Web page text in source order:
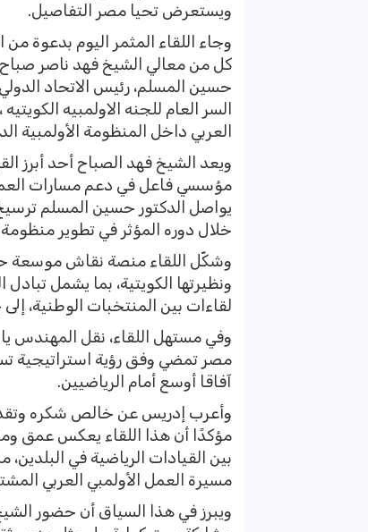
ويستعرض تحيا مصر التفاصيل.
وجاء اللقاء المثمر اليوم بدعوة
كل من معالي الشيخ فهد ناصر صباح
حسين المسلم، رئيس الاتحاد
السر العام للجنه الاولمبيه
العربي داخل المنظومة الأولمبية
ويعد الشيخ فهد الصباح أحد أبرز
مؤسسي فاعل في دعم مسارات العمل
يواصل الدكتور حسين المسلم ترسيخ
خلال دوره المؤثر في تطوير منظومة
وشكّل اللقاء منصة نقاش موسعة
ونظيرتها الكويتية، بما يشمل
لقاءات بين المنتخبات الوطنية،
وفي مستهل اللقاء، نقل المهندس
مصر تمضي وفق رؤية استراتيجية
آفاقا أوسع أمام الرياضيين.
وأعرب إدريس عن خالص شكره
مؤكدًا أن هذا اللقاء يعكس عمق
بين القيادات الرياضية في
مسيرة العمل الأولمبي العربي
ويبرز في هذا السياق أن حضور